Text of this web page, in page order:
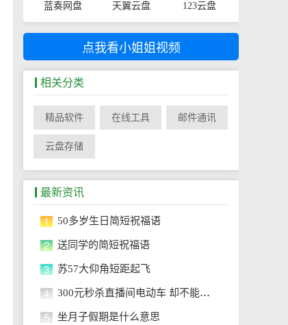
蓝奏网盘 天翼云盘 123云盘
点我看小姐姐视频
相关分类
精品软件 在线工具 邮件通讯
云盘存储
最新资讯
1 50多岁生日简短祝福语
2 送同学的简短祝福语
3 苏57大仰角短距起飞
4 300元秒杀直播间电动车 却不能提车
5 坐月子假期是什么意思